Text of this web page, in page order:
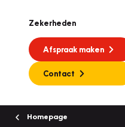
Zekerheden
Afspraak maken
Contact
Homepage